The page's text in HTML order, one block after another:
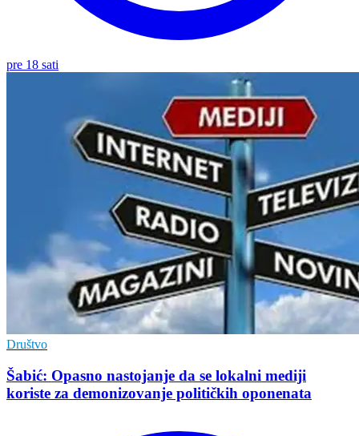
pre 18 sati
Društvo
Šabić: Opasno nastojanje da se lokalni mediji
koriste za demonizovanje političkih oponenata